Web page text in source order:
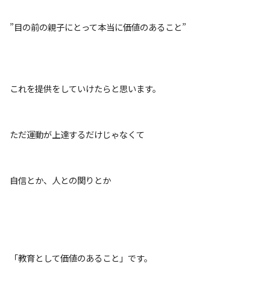
”目の前の親子にとって本当に価値のあること”
これを提供をしていけたらと思います。
ただ運動が上達するだけじゃなくて
自信とか、人との関りとか
「教育として価値のあること」です。